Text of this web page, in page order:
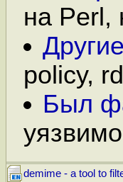
на Perl,
policy,
Был
demime - a tool to